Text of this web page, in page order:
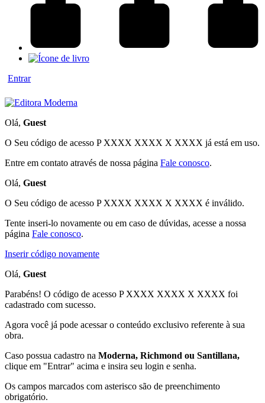
Entrar
Olá, Guest
O Seu código de acesso P XXXX XXXX X XXXX já está em uso.
Entre em contato através de nossa página Fale conosco.
Olá, Guest
O Seu código de acesso P XXXX XXXX X XXXX é inválido.
Tente inseri-lo novamente ou em caso de dúvidas, acesse a nossa
página Fale conosco.
Inserir código novamente
Olá, Guest
Parabéns! O código de acesso P XXXX XXXX X XXXX foi
cadastrado com sucesso.
Agora você já pode acessar o conteúdo exclusivo referente à sua
obra.
Caso possua cadastro na Moderna, Richmond ou Santillana,
clique em "Entrar" acima e insira seu login e senha.
Os campos marcados com asterisco são de preenchimento
obrigatório.